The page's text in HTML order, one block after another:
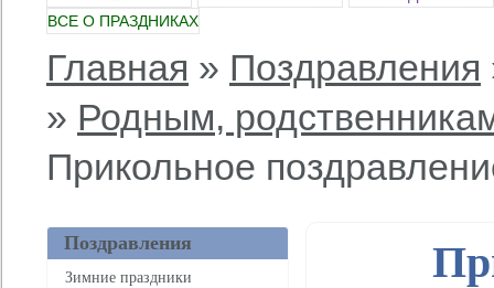
ВСЕ О ПРАЗДНИКАХ
Главная » Поздравления
» Родным,
Прикольное
Поздравления
Зимние праздники